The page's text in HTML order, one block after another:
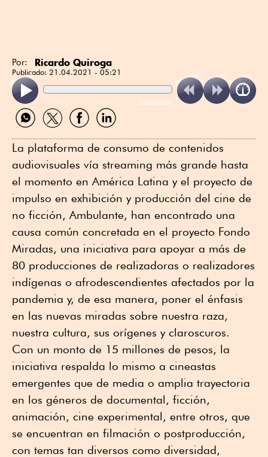
Por: Ricardo Quiroga
Publicado: 21.04.2021 - 05:21
ReadSpeaker
Compartir
por
Compartir
por
Compartir
por
Compartir
por
La plataforma de consumo de contenidos
audiovisuales vía streaming más grande hasta
el momento en América Latina y el proyecto de
impulso en exhibición y producción del cine de
no ficción, Ambulante, han encontrado una
causa común concretada en el proyecto Fondo
Miradas, una iniciativa para apoyar a más de
80 producciones de realizadoras o realizadores
indígenas o afrodescendientes afectados por la
pandemia y, de esa manera, poner el énfasis
en las nuevas miradas sobre nuestra raza,
nuestra cultura, sus orígenes y claroscuros.
Con un monto de 15 millones de pesos, la
iniciativa respalda lo mismo a cineastas
emergentes que de media o amplia trayectoria
en los géneros de documental, ficción,
animación, cine experimental, entre otros, que
se encuentran en filmación o postproducción,
con temas tan diversos como diversidad,